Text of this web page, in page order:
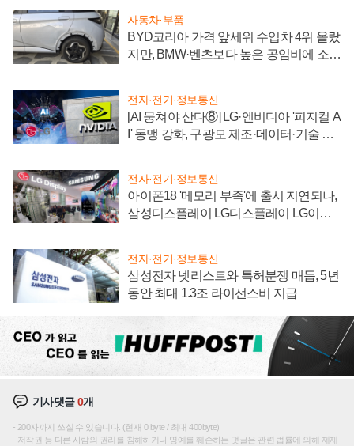
자동차·부품
BYD코리아 가격 앞세워 수입차 4위 올랐
지만, BMW·벤츠보다 높은 공임비에 소비
전자·전기·정보통신
[AI 뭉쳐야 산다⑧] LG·엔비디아 '피지컬 A
I' 동맹 강화, 구광모 제조·데이터·기술 결
전자·전기·정보통신
아이폰18 '메모리 부족'에 출시 지연되나,
삼성디스플레이 LG디스플레이 LG이노
전자·전기·정보통신
삼성전자 넷리스트와 특허분쟁 매듭, 5년
동안 최대 1.3조 라이선스비 지급
기사댓글0개
200자까지 쓰실 수 있습니다. (현재 0 byte / 최대 400byte)
저작권 등 다른 사람의 권리를 침해하거나 명예를 훼손하는 댓글은 관련 법률에 의해 제재